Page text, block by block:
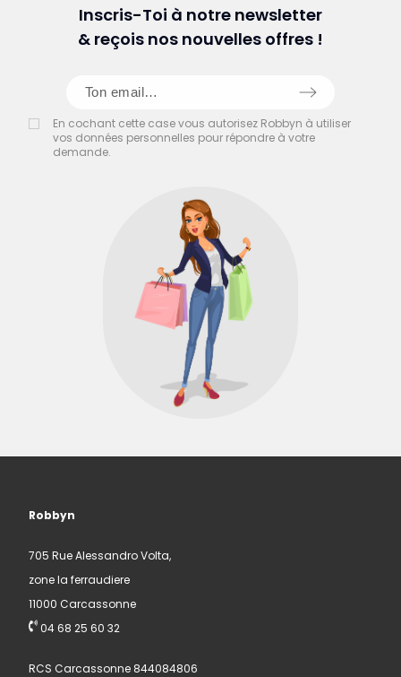
Inscris-Toi à notre newsletter
& reçois nos nouvelles offres !
En cochant cette case vous autorisez Robbyn à utiliser
vos données personnelles pour répondre à votre
demande.
Robbyn
705 Rue Alessandro Volta,
zone la ferraudiere
11000 Carcassonne
04 68 25 60 32
RCS Carcassonne 844084806